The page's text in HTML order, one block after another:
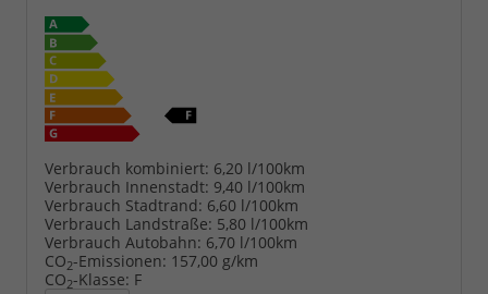
Verbrauch kombiniert: 6,20 l/100km
Verbrauch Innenstadt: 9,40 l/100km
Verbrauch Stadtrand: 6,60 l/100km
Verbrauch Landstraße: 5,80 l/100km
Verbrauch Autobahn: 6,70 l/100km
CO2-Emissionen: 157,00 g/km
CO2-Klasse: F